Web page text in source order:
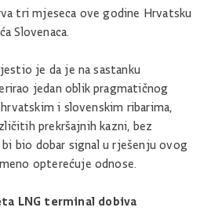
tri mjeseca ove godine Hrvatsku
Slovenaca.
je da je na sastanku
jedan oblik pragmatičnog
i slovenskim ribarima,
prekršajnih kazni, bez
bio dobar signal u rješenju ovog
opterećuje odnose.
LNG terminal dobiva